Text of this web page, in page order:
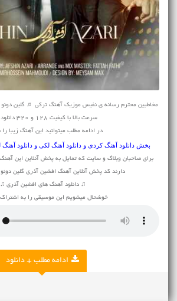
مخاطبین محترم رسانه ی نفیس موزیک آهنگ ترکی ♬ گلین دونو
سرعت بالا با کیفیت 128 و 320 دانلود کنید
در ادامه مطلب میتوانید این آهنگ زیبا را
بخش دانلود آهنگ کردیو دانلود آهنگ لکیو دانلود
برای صاحبان وبلاگ و سایت که تمایل به پخش آنلاین این
دارند کد پخش آنلاین آهنگ افشین آذری گلین
♫ دانلود آهنگ های افشین آذری ♫
خوشحال میشویم این موسیقی را به اشتراک
ادامه مطلب + دانلود